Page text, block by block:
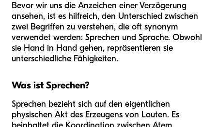
Bevor wir uns die Anzeichen einer Verzögerung
ansehen, ist es hilfreich, den Unterschied zwischen
zwei Begriffen zu verstehen, die oft synonym
verwendet werden: Sprechen und Sprache. Obwohl
sie Hand in Hand gehen, repräsentieren sie
unterschiedliche Fähigkeiten.
Was ist Sprechen?
Sprechen bezieht sich auf den eigentlichen
physischen Akt des Erzeugens von Lauten. Es